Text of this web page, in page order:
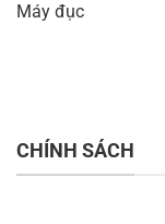
Máy đục
CHÍNH SÁCH